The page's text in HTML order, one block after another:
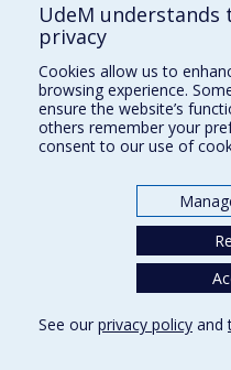
Who does what?
Find us
Site map
Accessibility
UdeM
privacy
Cookies allow us to
browsing experience.
ensure the website’s
others remember your
consent to our use of
See our privacy policy and